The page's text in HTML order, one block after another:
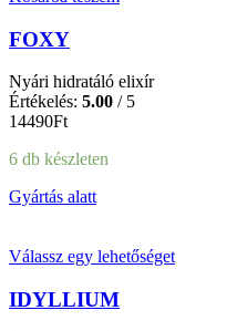
FOXY
Nyári hidratáló elixír
Értékelés: 5.00 / 5
14490Ft
6 db készleten
Gyártás alatt
Válassz egy lehetőségetEnnek
IDYLLIUM